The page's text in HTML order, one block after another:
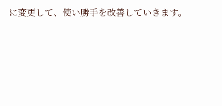
に変更して、使い勝手を改善していきます。